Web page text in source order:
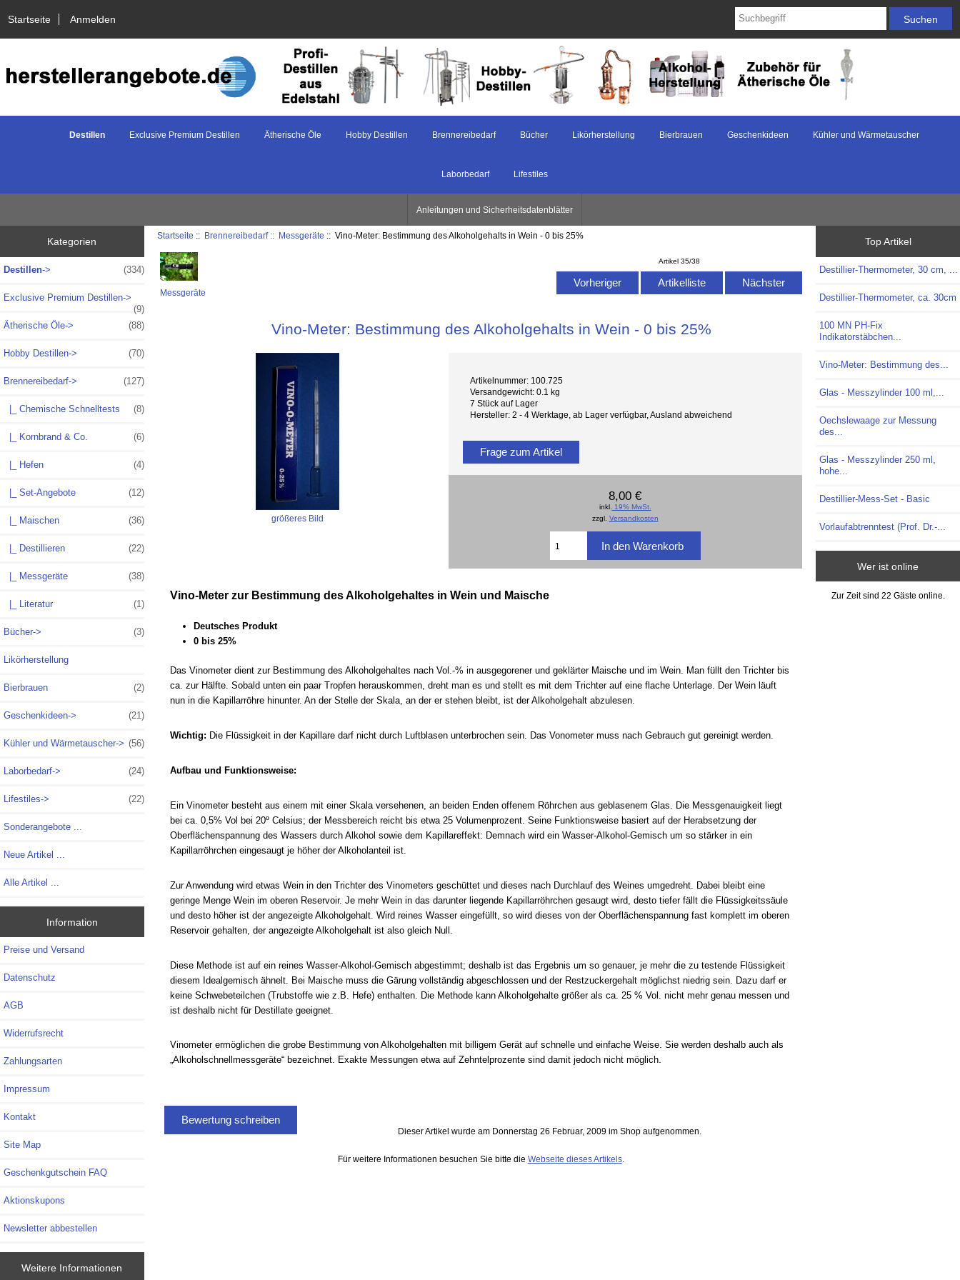
Startseite Anmelden
Destillen Exclusive Premium Destillen Ätherische Öle Hobby Destillen Brennereibedarf Bücher Likörherstellung Bierbrauen Geschenkideen Kühler und Wärmetauscher
Laborbedarf Lifestiles
Anleitungen und Sicherheitsdatenblätter
Kategorien
Destillen-> (334)
Exclusive Premium Destillen->
(9)
Ätherische Öle->
(88)
Hobby Destillen-> (70)
Brennereibedarf-> (127)
|_ Chemische Schnelltests (8)
|_ Kornbrand & Co. (6)
|_ Hefen (4)
|_ Set-Angebote (12)
|_ Maischen (36)
|_ Destillieren (22)
|_ Messgeräte (38)
|_ Literatur (1)
Bücher-> (3)
Likörherstellung
Bierbrauen (2)
Geschenkideen-> (21)
Kühler und Wärmetauscher-> (56)
Laborbedarf-> (24)
Lifestiles-> (22)
Sonderangebote ...
Neue Artikel ...
Alle Artikel ...
Information
Preise und Versand
Datenschutz
AGB
Widerrufsrecht
Zahlungsarten
Impressum
Kontakt
Site Map
Geschenkgutschein FAQ
Aktionskupons
Newsletter abbestellen
Weitere Informationen
Startseite :: Brennereibedarf :: Messgeräte :: Vino-Meter: Bestimmung des Alkoholgehalts in Wein - 0 bis 25%
Messgeräte
Artikel 35/38
Vorheriger Artikelliste Nächster
Vino-Meter: Bestimmung des Alkoholgehalts in Wein - 0 bis 25%
größeres Bild
Artikelnummer: 100.725
Versandgewicht: 0.1 kg
7 Stück auf Lager
Hersteller: 2 - 4 Werktage, ab Lager verfügbar, Ausland abweichend
Frage zum Artikel
8,00 €
inkl. 19% MwSt.
zzgl. Versandkosten
Vino-Meter zur Bestimmung des Alkoholgehaltes in Wein und Maische
Deutsches Produkt
0 bis 25%
Das Vinometer dient zur Bestimmung des Alkoholgehaltes nach Vol.-% in ausgegorener und geklärter Maische und im Wein. Man füllt den Trichter bis
ca. zur Hälfte. Sobald unten ein paar Tropfen herauskommen, dreht man es und stellt es mit dem Trichter auf eine flache Unterlage. Der Wein läuft
nun in die Kapillarröhre hinunter. An der Stelle der Skala, an der er stehen bleibt, ist der Alkoholgehalt abzulesen.
Wichtig: Die Flüssigkeit in der Kapillare darf nicht durch Luftblasen unterbrochen sein. Das Vonometer muss nach Gebrauch gut gereinigt werden.
Aufbau und Funktionsweise:
Ein Vinometer besteht aus einem mit einer Skala versehenen, an beiden Enden offenem Röhrchen aus geblasenem Glas. Die Messgenauigkeit liegt
bei ca. 0,5% Vol bei 20º Celsius; der Messbereich reicht bis etwa 25 Volumenprozent. Seine Funktionsweise basiert auf der Herabsetzung der
Oberflächenspannungdes Wassers durch Alkohol sowie dem Kapillareffekt: Demnach wird ein Wasser-Alkohol-Gemisch um so stärker in ein
Kapillarröhrcheneingesaugt je höher der Alkoholanteil ist.
Zur Anwendung wird etwas Wein in den Trichter des Vinometers geschüttet und dieses nach Durchlauf des Weines umgedreht. Dabei bleibt eine
geringe Menge Wein im oberen Reservoir. Je mehr Wein in das darunter liegende Kapillarröhrchen gesaugt wird, desto tiefer fällt die Flüssigkeitssäule
und desto höher ist der angezeigte Alkoholgehalt. Wird reines Wasser eingefüllt, so wird dieses von der Oberflächenspannung fast komplett im oberen
Reservoir gehalten, der angezeigte Alkoholgehalt ist also gleich Null.
Diese Methode ist auf ein reines Wasser-Alkohol-Gemisch abgestimmt; deshalb ist das Ergebnis um so genauer, je mehr die zu testende Flüssigkeit
diesem Idealgemisch ähnelt. Bei Maische muss die Gärung vollständig abgeschlossen und der Restzuckergehalt möglichst niedrig sein. Dazu darf er
keine Schwebeteilchen (Trubstoffe wie z.B. Hefe) enthalten. Die Methode kann Alkoholgehalte größer als ca. 25 % Vol. nicht mehr genau messen und
ist deshalb nicht für Destillategeeignet.
Vinometer ermöglichen die grobe Bestimmung von Alkoholgehalten mit billigem Gerät auf schnelle und einfache Weise. Sie werden deshalb auch als
„Alkoholschnellmessgeräte“ bezeichnet. Exakte Messungen etwa auf Zehntelprozente sind damit jedoch nicht möglich.
Bewertung schreiben
Dieser Artikel wurde am Donnerstag 26 Februar, 2009 im Shop aufgenommen.
Für weitere Informationen besuchen Sie bitte die Webseite dieses Artikels.
Top Artikel
Destillier-Thermometer, 30 cm, ...
Destillier-Thermometer, ca. 30cm
100 MN PH-Fix
Indikatorstäbchen...
Vino-Meter: Bestimmung des...
Glas - Messzylinder 100 ml,...
Oechslewaage zur Messung
des...
Glas - Messzylinder 250 ml,
hohe...
Destillier-Mess-Set - Basic
Vorlaufabtrenntest (Prof. Dr.-...
Wer ist online
Zur Zeit sind 22 Gäste online.